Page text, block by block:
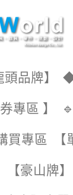
品牌】 ◆
專區 】
買專區
【豪山牌】